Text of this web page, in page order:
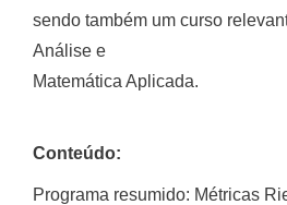
sendo também um curso
Análise e
Matemática Aplicada.
Conteúdo:
Programa resumido: Métricas